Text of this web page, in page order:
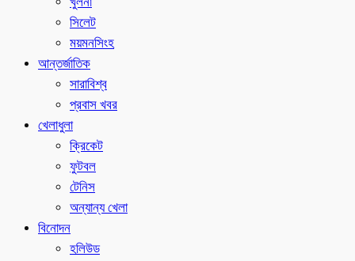
সিলেট
ময়মনসিংহ
আন্তর্জাতিক
সারাবিশ্ব
প্রবাস খবর
খেলাধুলা
ক্রিকেট
ফুটবল
টেনিস
অন্যান্য খেলা
বিনোদন
হলিউড